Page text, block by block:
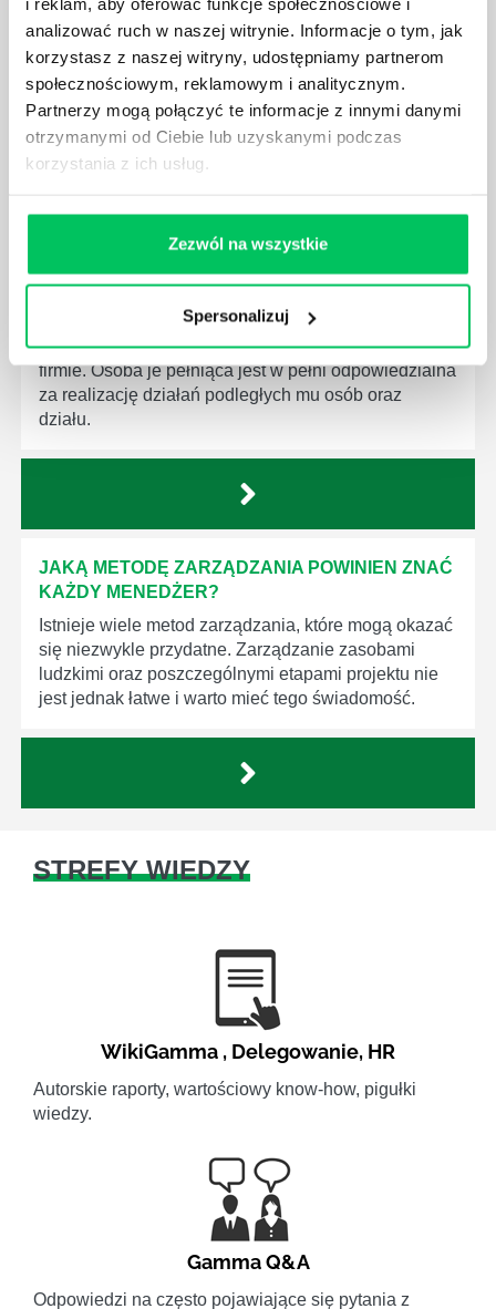
analizować ruch w naszej witrynie. Informacje o tym, jak
korzystasz z naszej witryny, udostępniamy partnerom
społecznościowym, reklamowym i analitycznym.
Partnerzy mogą połączyć te informacje z innymi danymi
otrzymanymi od Ciebie lub uzyskanymi podczas
korzystania z ich usług.
Zezwól na wszystkie
Spersonalizuj
Nawet zespół złożony z doskonale wykształconych i
kompetentnych pracowników nie będzie w stanie
sprawnie realizować swoich zadań, jeśli zabraknie w
nim odpowiedniego kierownictwa. Zawsze
niezbędna jest osoba nadzorująca wszystkie
czynności wykonywane przez pracowników.
JAK BRYGADZISTA MOŻE ROZWINĄĆ SWOJE
KOMPETENCJE MENEDŻERSKIE?
Menedżer to niezwykle ważne stanowisko w każdej
firmie. Osoba je pełniąca jest w pełni odpowiedzialna
za realizację działań podległych mu osób oraz
działu.
JAKĄ METODĘ ZARZĄDZANIA POWINIEN ZNAĆ
KAŻDY MENEDŻER?
Istnieje wiele metod zarządzania, które mogą okazać
się niezwykle przydatne. Zarządzanie zasobami
ludzkimi oraz poszczególnymi etapami projektu nie
jest jednak łatwe i warto mieć tego świadomość.
STREFY WIEDZY
WikiGamma , Delegowanie, HR
Autorskie raporty, wartościowy know-how, pigułki
wiedzy.
Gamma Q&A
Odpowiedzi na często pojawiające się pytania z